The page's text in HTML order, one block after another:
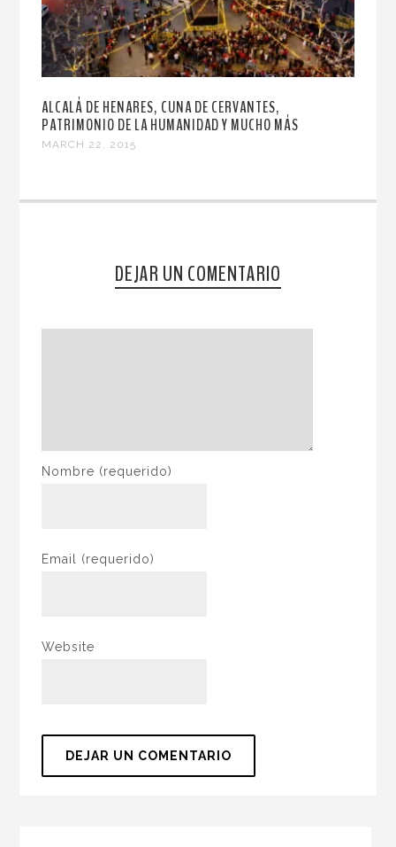
ALCALÁ DE HENARES, CUNA DE CERVANTES,
PATRIMONIO DE LA HUMANIDAD Y MUCHO MÁS
MARCH 22, 2015
DEJAR UN COMENTARIO
Nombre (requerido)
Email (requerido)
Website